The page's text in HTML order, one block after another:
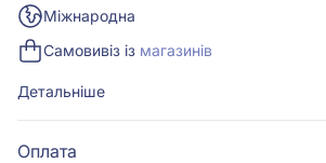
Міжнародна
Самовивіз із магазинів
Детальніше
Оплата